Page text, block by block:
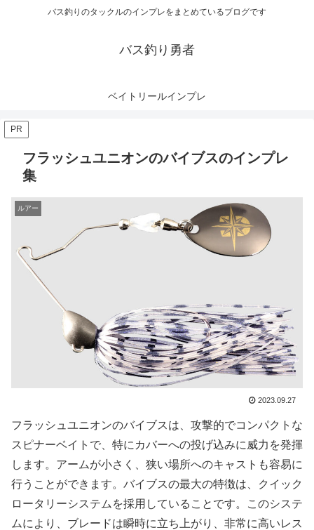
バス釣りのタックルのインプレをまとめているブログです
バス釣り勇者
ベイトリールインプレ
PR
フラッシュユニオンのバイブスのインプレ
集
ルアー
2023.09.27
フラッシュユニオンのバイブスは、攻撃的でコンパクトな
スピナーベイトで、特にカバーへの投げ込みに威力を発揮
します。アームが小さく、狭い場所へのキャストも容易に
行うことができます。バイブスの最大の特徴は、クイック
ロータリーシステムを採用していることです。このシステ
ムにより、ブレードは瞬時に立ち上がり、非常に高いレス